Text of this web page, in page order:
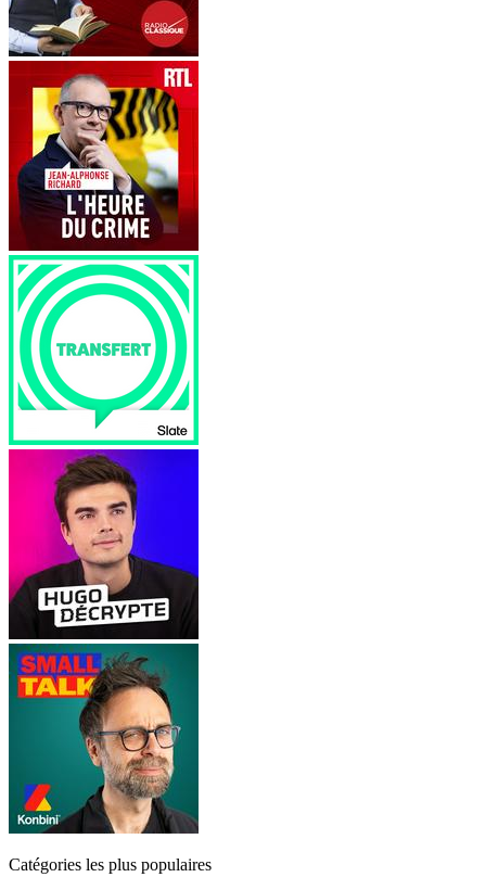
Catégories les plus populaires